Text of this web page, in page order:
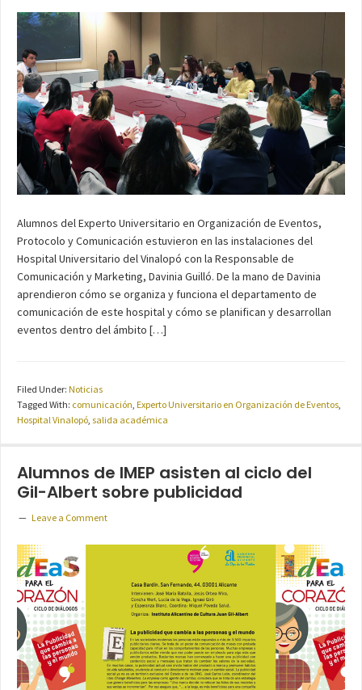
Alumnos del Experto Universitario en Organización de Eventos,
Protocolo y Comunicación estuvieron en las instalaciones del
Hospital Universitario del Vinalopó con la Responsable de
Comunicación y Marketing, Davinia Guilló. De la mano de Davinia
aprendieron cómo se organiza y funciona el departamento de
comunicación de este hospital y cómo se planifican y desarrollan
eventos dentro del ámbito […]
Filed Under: Noticias
Tagged With: comunicación Experto Universitario en Organización de Eventos
Hospital Vinalopó salida académica
Alumnos de IMEP asisten al ciclo del
Gil-Albert sobre publicidad
Leave a Comment